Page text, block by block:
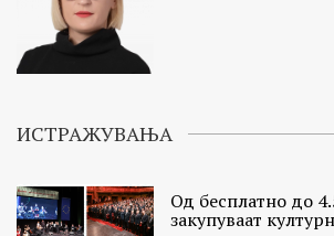
ИСТРАЖУВАЊА
Од бесплатно до
закупуваат